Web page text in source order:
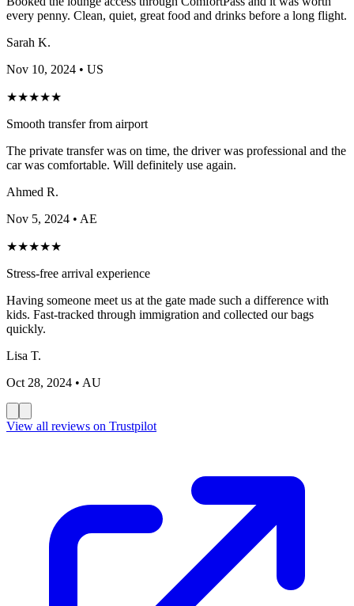
every penny. Clean, quiet, great food and drinks before a long flight.
Sarah K.
Nov 10, 2024 • US
★★★★★
Smooth transfer from airport
The private transfer was on time, the driver was professional and the
car was comfortable. Will definitely use again.
Ahmed R.
Nov 5, 2024 • AE
★★★★★
Stress-free arrival experience
Having someone meet us at the gate made such a difference with
kids. Fast-tracked through immigration and collected our bags
quickly.
Lisa T.
Oct 28, 2024 • AU
View all reviews on Trustpilot